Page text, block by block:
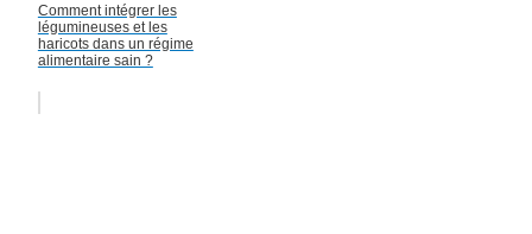
Comment intégrer les
légumineuses et les
haricots dans un régime
alimentaire sain ?